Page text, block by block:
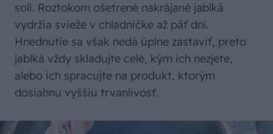
soli. Roztokom ošetrené nakrájané jablká
vydržia svieže v chladničke až päť dní.
Hnednutie sa však nedá úplne zastaviť, preto
jablká vždy skladujte celé, kým ich nezjete,
alebo ich spracujte na produkt, ktorým
dosiahnu vyššiu trvanlivosť.